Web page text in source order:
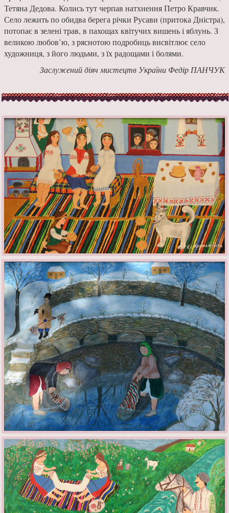
Тетяна Дедо­ва. Колись тут черпав натхнення Петро Кравчик.
Село лежить по обидва берега річки Русави (при­тока Дністра),
потопає в зелені трав, в па­хощах квітучих вишень і яблунь. З
великою любов’ю, з ряснотою подробиць висвітлює село
художниця, з його людьми, з їх радоща­ми і болями.
Заслужений діяч мистецтв України Федір ПАНЧУК